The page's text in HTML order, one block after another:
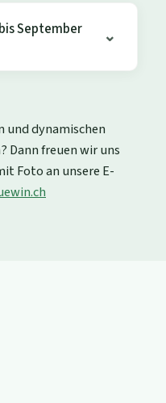
September
dynamischen
Dann freuen wir uns
Foto an unsere E-